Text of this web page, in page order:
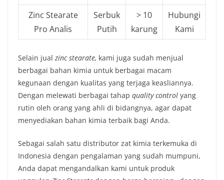
Zinc Stearate
Pro Analis
Serbuk
Putih
> 10
karung
Hubungi
Kami
Selain jual zinc stearate, kami juga sudah menjual
berbagai bahan kimia untuk berbagai macam
kegunaan dengan kualitas yang terjaga keasliannya.
Dengan melewati berbagai tahap quality control yang
rutin oleh orang yang ahli di bidangnya, agar dapat
menyediakan bahan kimia terbaik bagi Anda.
Sebagai salah satu distributor zat kimia terkemuka di
Indonesia dengan pengalaman yang sudah mumpuni,
Anda dapat mengandalkan kami untuk produk